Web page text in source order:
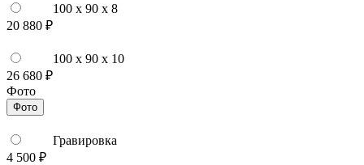
100 x 90 x 8
20 880 ₽
100 x 90 x 10
26 680 ₽
Фото
Фото
Гравировка
4 500 ₽